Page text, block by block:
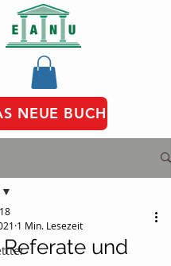
NEUE BUCH
Referate und
1 Min. Lesezeit